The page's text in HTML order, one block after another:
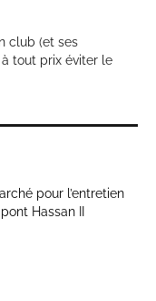
club (et ses
tout prix éviter le
pour l’entretien
Hassan II